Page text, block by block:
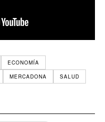
ECONOMÍA
MERCADONA
SALUD